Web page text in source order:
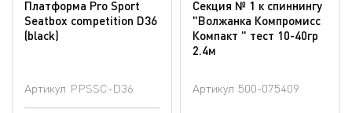
Платформа Pro Sport
Seatbox competition D36
(blaсk)
Артикул PPSSC-D36
Секция № 1 к спиннингу
"Волжанка Компромисс
Компакт " тест 10-40гр
2.4м
Артикул 500-075409